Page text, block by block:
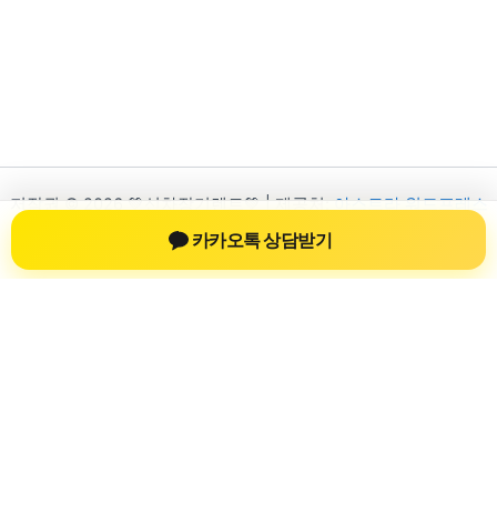
저작권 © 2026 💚신차장기렌트💚 | 제공처:
아스트라 워드프레스
테마
카카오톡 상담받기